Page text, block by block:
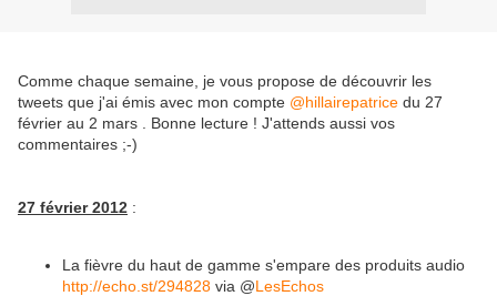
Comme chaque semaine, je vous propose de découvrir les
tweets que j'ai émis avec mon compte @hillairepatrice du 27
février au 2 mars . Bonne lecture ! J'attends aussi vos
commentaires ;-)
27 février 2012 :
La fièvre du haut de gamme s'empare des produits audio
http://echo.st/294828 via @LesEchos